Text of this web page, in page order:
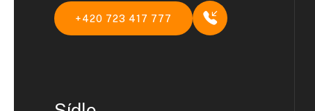
+420 723 417 777